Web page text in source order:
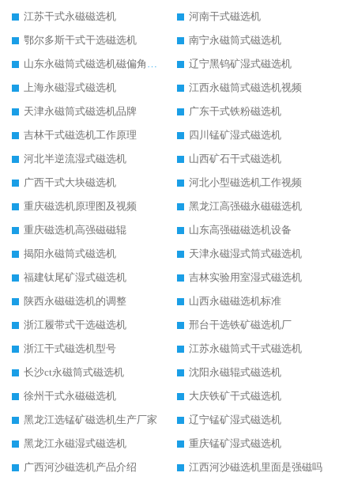
江苏干式永磁磁选机
河南干式磁选机
鄂尔多斯干式干选磁选机
南宁永磁筒式磁选机
山东永磁筒式磁选机磁偏角怎么调整
辽宁黑钨矿湿式磁选机
上海永磁湿式磁选机
江西永磁筒式磁选机视频
天津永磁筒式磁选机品牌
广东干式铁粉磁选机
吉林干式磁选机工作原理
四川锰矿湿式磁选机
河北半逆流湿式磁选机
山西矿石干式磁选机
广西干式大块磁选机
河北小型磁选机工作视频
重庆磁选机原理图及视频
黑龙江高强磁永磁磁选机
重庆磁选机高强磁磁辊
山东高强磁磁选机设备
揭阳永磁筒式磁选机
天津永磁湿式筒式磁选机
福建钛尾矿湿式磁选机
吉林实验用室湿式磁选机
陕西永磁磁选机的调整
山西永磁磁选机标准
浙江履带式干选磁选机
邢台干选铁矿磁选机厂
浙江干式磁选机型号
江苏永磁筒式干式磁选机
长沙ct永磁筒式磁选机
沈阳永磁辊式磁选机
徐州干式永磁磁选机
大庆铁矿干式磁选机
黑龙江选锰矿磁选机生产厂家
辽宁锰矿湿式磁选机
黑龙江永磁湿式磁选机
重庆锰矿湿式磁选机
广西河沙磁选机产品介绍
江西河沙磁选机里面是强磁吗